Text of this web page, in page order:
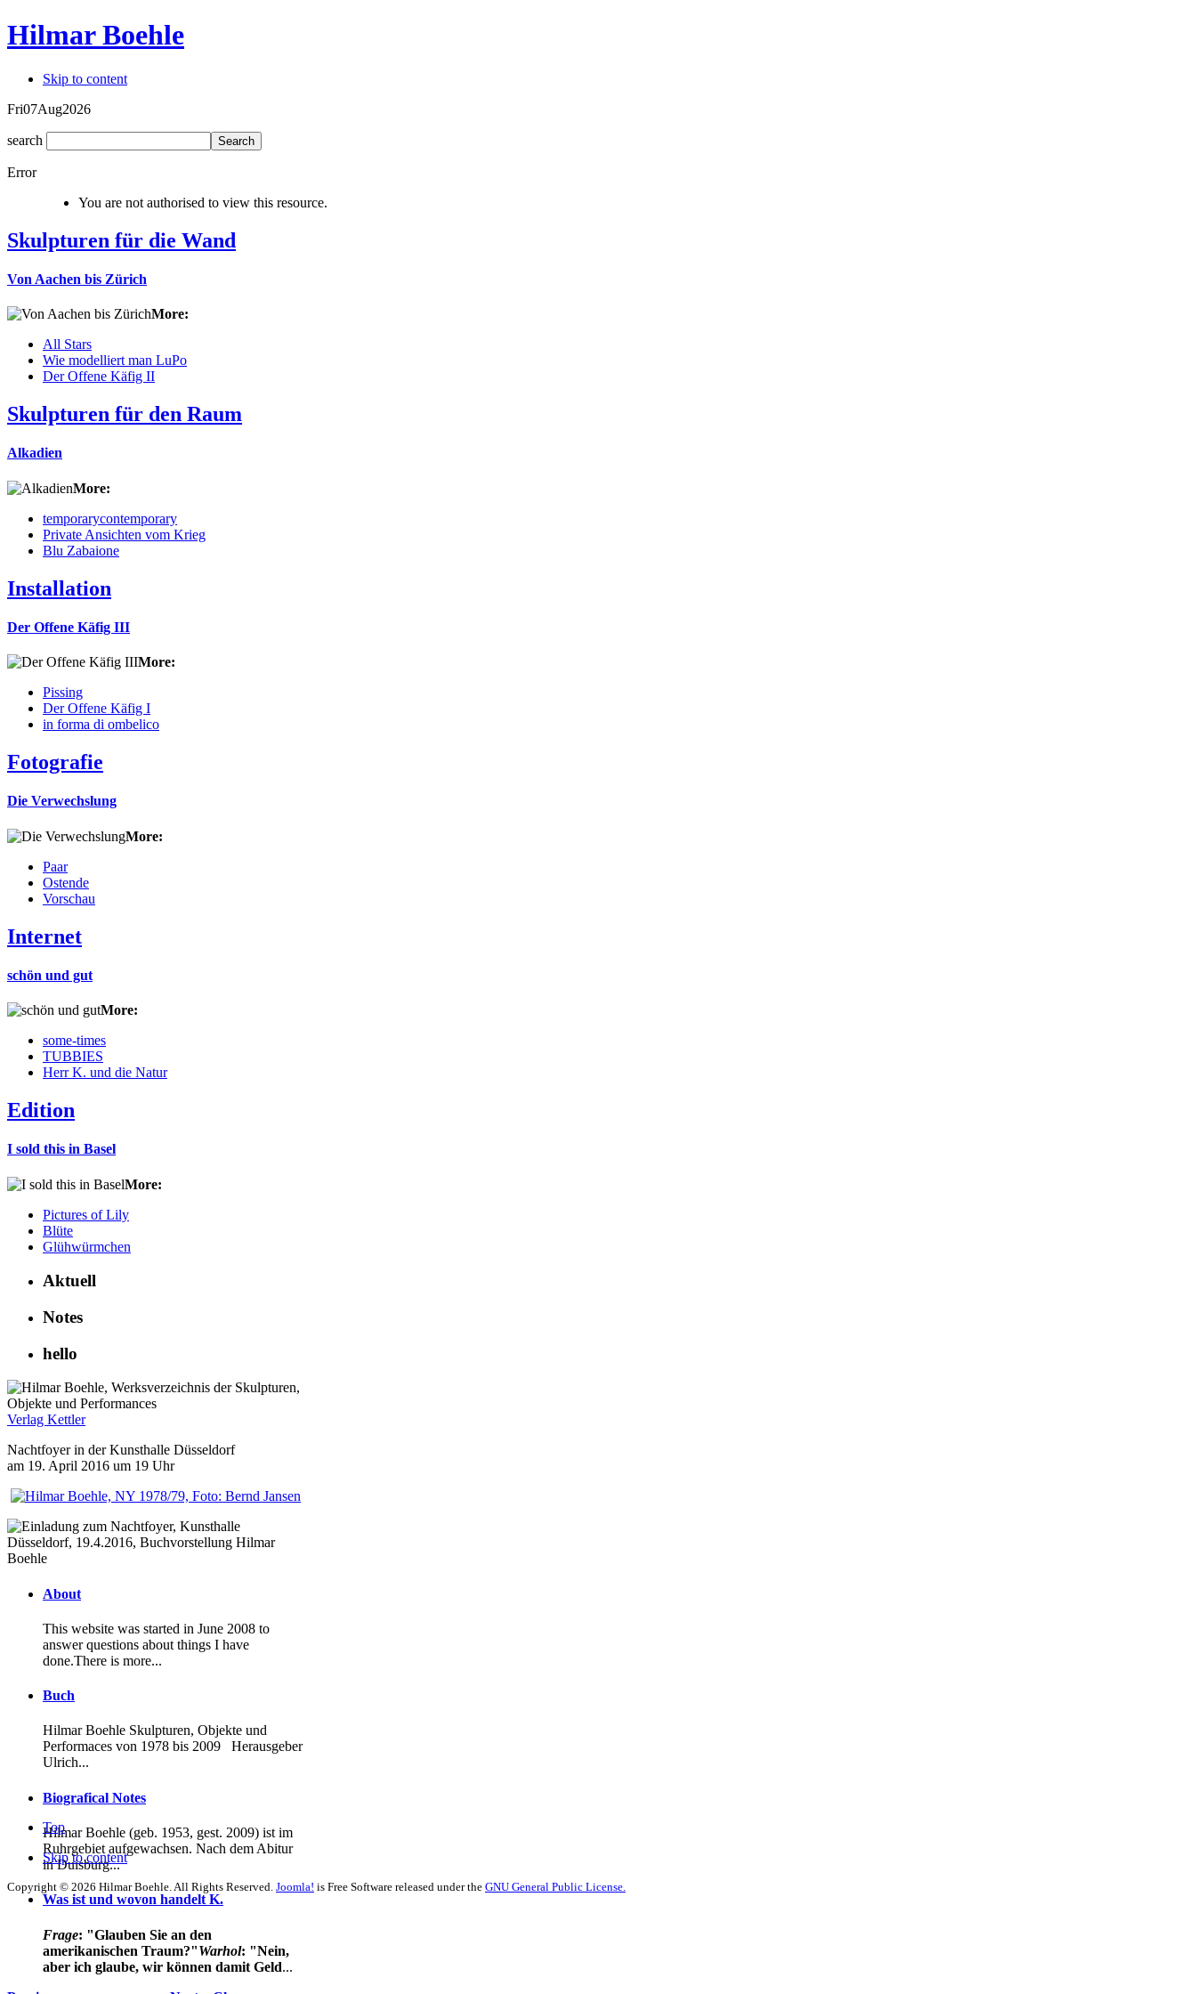
Hilmar Boehle
Skip to content
Fri07Aug2026
search
Error
You are not authorised to view this resource.
Skulpturen für die Wand
Von Aachen bis Zürich
More:
All Stars
Wie modelliert man LuPo
Der Offene Käfig II
Skulpturen für den Raum
Alkadien
More:
temporarycontemporary
Private Ansichten vom Krieg
Blu Zabaione
Installation
Der Offene Käfig III
More:
Pissing
Der Offene Käfig I
in forma di ombelico
Fotografie
Die Verwechslung
More:
Paar
Ostende
Vorschau
Internet
schön und gut
More:
some-times
TUBBIES
Herr K. und die Natur
Edition
I sold this in Basel
More:
Pictures of Lily
Blüte
Glühwürmchen
Aktuell
Notes
hello
Verlag Kettler
Nachtfoyer in der Kunsthalle Düsseldorf
am 19. April 2016 um 19 Uhr
About
This website was started in June 2008 to
answer questions about things I have
done.There is more...
Buch
Hilmar Boehle Skulpturen, Objekte und
Performaces von 1978 bis 2009
Herausgeber
Ulrich...
Biografical Notes
Hilmar Boehle (geb. 1953, gest. 2009) ist im
Ruhrgebiet aufgewachsen. Nach dem Abitur
in Duisburg...
Was ist und wovon handelt K.
Frage: "Glauben Sie an den
amerikanischen Traum?"Warhol: "Nein,
aber ich glaube, wir können damit Geld...
Top
Skip to content
Copyright © 2026 Hilmar Boehle. All Rights Reserved. Joomla! is Free Software released under the GNU General Public License.